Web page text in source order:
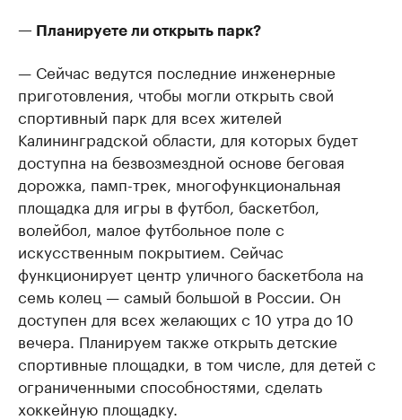
— Планируете ли открыть парк?
— Сейчас ведутся последние инженерные
приготовления, чтобы могли открыть свой
спортивный парк для всех жителей
Калининградской области, для которых будет
доступна на безвозмездной основе беговая
дорожка, памп-трек, многофункциональная
площадка для игры в футбол, баскетбол,
волейбол, малое футбольное поле с
искусственным покрытием. Сейчас
функционирует центр уличного баскетбола на
семь колец — самый большой в России. Он
доступен для всех желающих с 10 утра до 10
вечера. Планируем также открыть детские
спортивные площадки, в том числе, для детей с
ограниченными способностями, сделать
хоккейную площадку.